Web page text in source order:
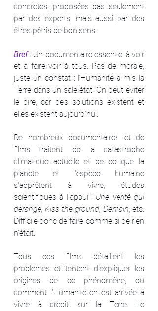
concrètes, proposées pas seulement
par des experts, mais aussi par des
êtres pétris de bon sens.
Bref : Un documentaire essentiel à voir
et à faire voir à tous. Pas de morale,
juste un constat : l'Humanité a mis la
Terre dans un sale état. On peut éviter
le pire, car des solutions existent et
elles existent aujourd'hui.
De nombreux documentaires et de
films traitent de la catastrophe
climatique actuelle et de ce que la
planète et l'espèce humaine
s'apprêtent à vivre, études
scientifiques à l'appui : Une vérité qui
dérange, Kiss the ground, Demain, etc.
Difficile donc de faire comme si de rien
n'était.
Tous ces films détaillent les
problèmes et tentent d'expliquer les
origines de ce phénomène, ou
comment l'Humanité en est arrivée à
vivre à crédit sur la Terre. Le